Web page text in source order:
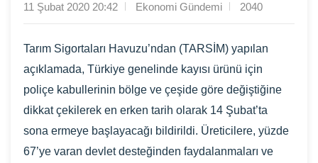
11 Şubat 2020 20:42 Ekonomi Gündemi 2040
Tarım Sigortaları Havuzu’ndan (TARSİM) yapılan
açıklamada, Türkiye genelinde kayısı ürünü için
poliçe kabullerinin bölge ve çeşide göre değiştiğine
dikkat çekilerek en erken tarih olarak 14 Şubat’ta
sona ermeye başlayacağı bildirildi. Üreticilere, yüzde
67’ye varan devlet desteğinden faydalanmaları ve